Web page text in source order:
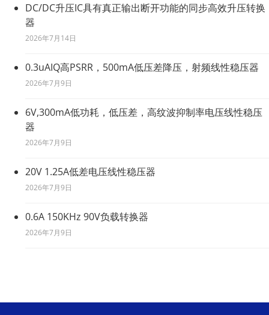
DC/DC升压IC具有真正输出断开功能的同步高效升压转换
器
2026年7月14日
0.3uAIQ高PSRR，500mA低压差降压，射频线性稳压器
2026年7月9日
6V,300mA低功耗，低压差，高纹波抑制率电压线性稳压
器
2026年7月9日
20V 1.25A低差电压线性稳压器
2026年7月9日
0.6A 150KHz 90V负载转换器
2026年7月9日